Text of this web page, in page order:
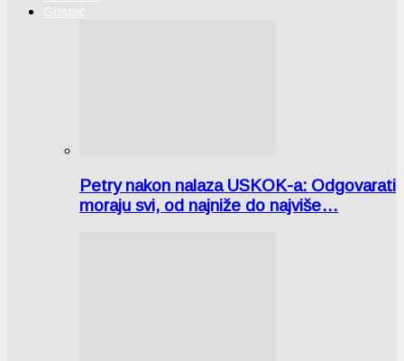
Gospić
Petry nakon nalaza USKOK-a: Odgovarati
moraju svi, od najniže do najviše…